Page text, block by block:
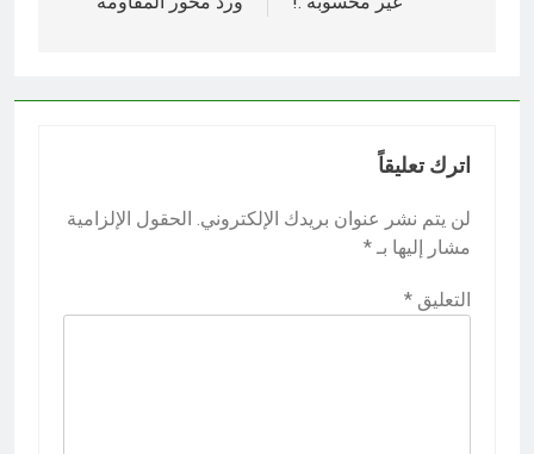
اترك تعليقاً
لن يتم نشر عنوان بريدك الإلكتروني. الحقول الإلزامية
مشار إليها بـ *
التعليق *